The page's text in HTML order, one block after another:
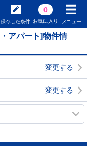
保存した条件
0
お気に入り メニュー
アパート]物件情
変更する
変更する